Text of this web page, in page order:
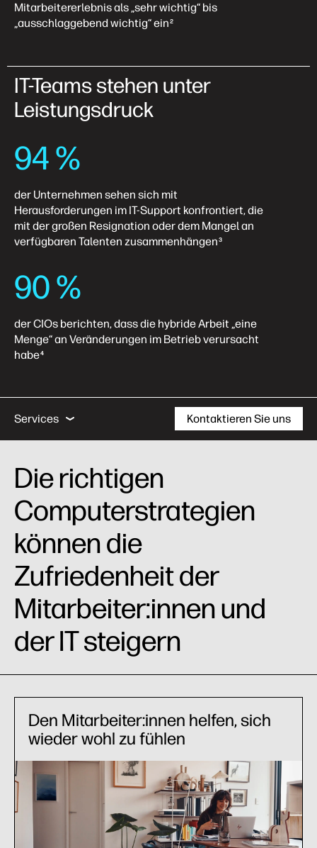
Mitarbeitererlebnis als „sehr wichtig“ bis
„ausschlaggebend wichtig“ ein 2
IT-Teams stehen unter
Leistungsdruck
94 %
der Unternehmen sehen sich mit
Herausforderungen im IT-Support konfrontiert, die
mit der großen Resignation oder dem Mangel an
verfügbaren Talenten zusammenhängen 3
90 %
der CIOs berichten, dass die hybride Arbeit „eine
Menge“ an Veränderungen im Betrieb verursacht
habe4
Einblicke in die Datenverarbeitung
Services
Geschäftsergebnisse
Case Studies
Kontaktieren Sie uns
Die richtigen
Computerstrategien
können die
Zufriedenheit der
Mitarbeiter:innen und
der IT steigern
Den Mitarbeiter:innen helfen, sich
wieder wohl zu fühlen